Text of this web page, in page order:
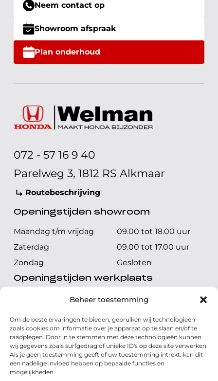
Beheer toestemming
Om de beste ervaringen te bieden, gebruiken wij technologieën
zoals cookies om informatie over je apparaat op te slaan en/of te
raadplegen. Door in te stemmen met deze technologieën kunnen
wij gegevens zoals surfgedrag of unieke ID's op deze site verwerken.
Als je geen toestemming geeft of uw toestemming intrekt, kan dit
een nadelige invloed hebben op bepaalde functies en
mogelijkheden.
Neem contact op
Showroom afspraak
Plan onderhoud
072 - 57 16 9 40
Parelweg 3, 1812 RS Alkmaar
Routebeschrijving
Openingstijden showroom
Maandag t/m vrijdag
09.00 tot 18.00 uur
Zaterdag
09.00 tot 17.00 uur
Zondag
Gesloten
Openingstijden werkplaats
Maandag t/m vrijdag
08.00 tot 17.00 uur
Zondag
Gesloten
Volg ons